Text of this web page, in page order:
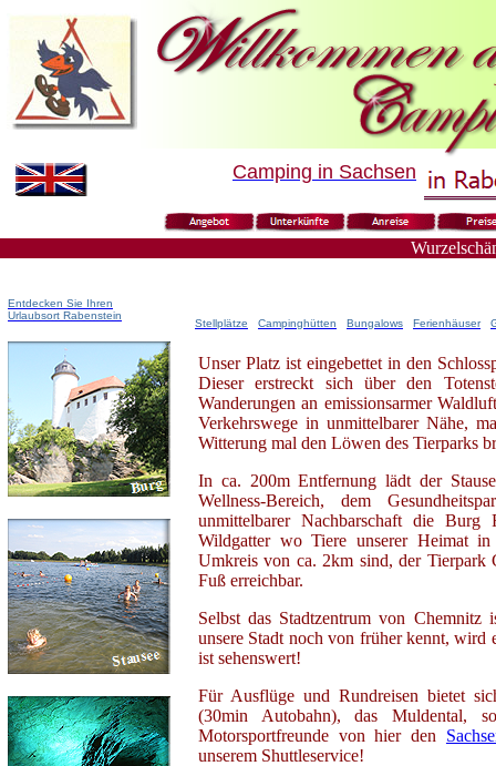
Camping in Sachsen
Entdecken Sie Ihren
Urlaubsort Rabenstein
Stellplätze Campinghütten Bungalows Ferienhäuser
Unser Platz ist eingebettet in den
Dieser erstreckt sich über den
Wanderungen an emissionsarmer
Verkehrswege in unmittelbarer Nähe,
Witterung mal den Löwen des Tierparks
In ca. 200m Entfernung lädt der
Wellness-Bereich, dem
unmittelbarer Nachbarschaft die Burg
Wildgatter wo Tiere unserer Heimat
Umkreis von ca. 2km sind, der Tierpark
Fuß erreichbar.
Selbst das Stadtzentrum von
unsere Stadt noch von früher kennt, wird
ist sehenswert!
Für Ausflüge und Rundreisen bietet
(30min Autobahn), das Muldental,
Motorsportfreunde von hier den
unserem Shuttleservice!